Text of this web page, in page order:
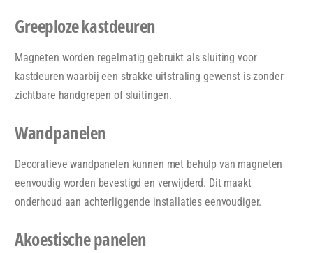
Greeploze kastdeuren
Magneten worden regelmatig gebruikt als sluiting voor
kastdeuren waarbij een strakke uitstraling gewenst is zonder
zichtbare handgrepen of sluitingen.
Wandpanelen
Decoratieve wandpanelen kunnen met behulp van magneten
eenvoudig worden bevestigd en verwijderd. Dit maakt
onderhoud aan achterliggende installaties eenvoudiger.
Akoestische panelen